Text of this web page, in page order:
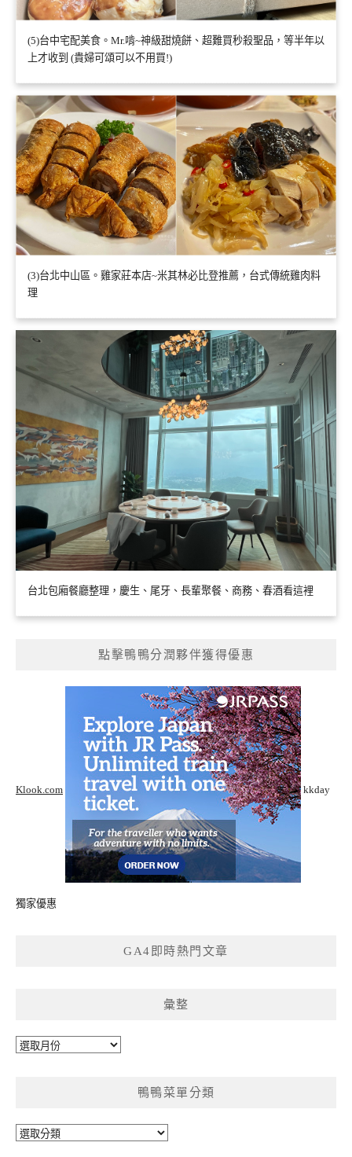
(5)台中宅配美食。Mr.啃~神級甜燒餅、超難買秒殺聖品，等半年以
上才收到 (貴婦可頌可以不用買!)
(3)台北中山區。雞家莊本店~米其林必比登推薦，台式傳統雞肉料
理
台北包廂餐廳整理，慶生、尾牙、長輩聚餐、商務、春酒看這裡
點擊鴨鴨分潤夥伴獲得優惠
Klook.com kkday
獨家優惠
GA4即時熱門文章
彙整
彙
鴨鴨菜單分類
鴨